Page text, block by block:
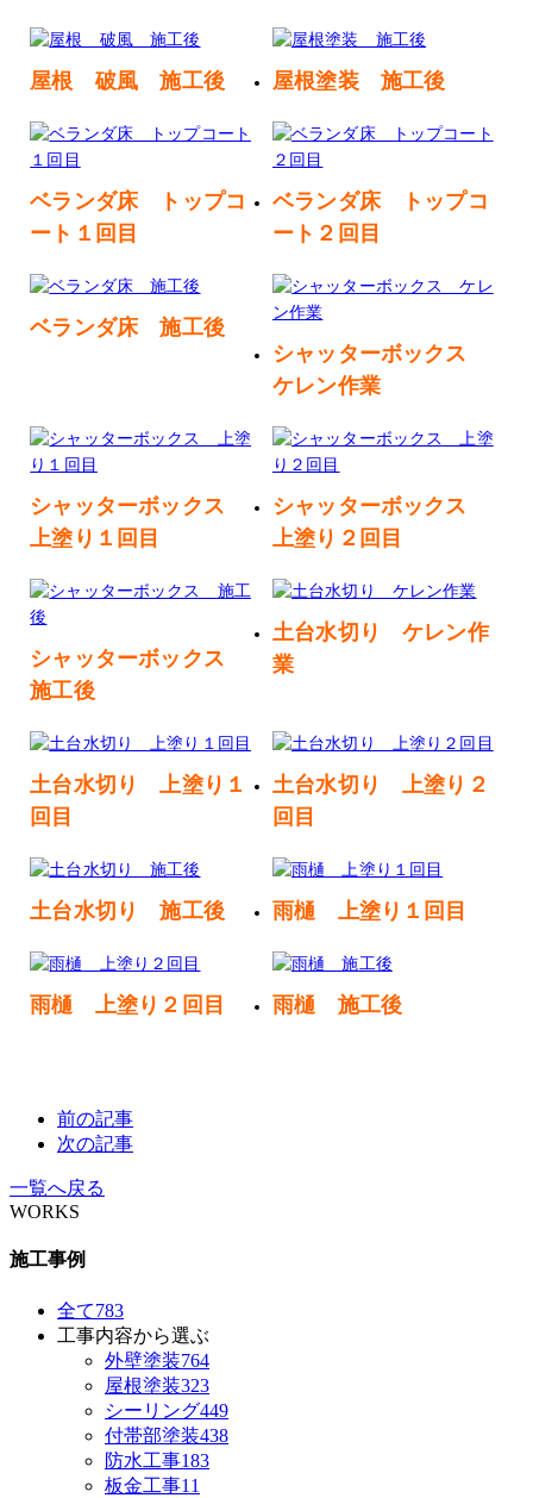
屋根 破風 施工後 屋根塗装 施工後
ベランダ床 トップコ
ート１回目
ベランダ床 トップコ
ート２回目
ベランダ床 施工後
シャッターボックス
ケレン作業
シャッターボックス
上塗り１回目
シャッターボックス
上塗り２回目
シャッターボックス
施工後
土台水切り ケレン作
業
土台水切り 上塗り１
回目
土台水切り 上塗り２
回目
土台水切り 施工後 雨樋 上塗り１回目
雨樋 上塗り２回目 雨樋 施工後
前の記事
次の記事
一覧へ戻る
WORKS
施工事例
全て783
工事内容から選ぶ
外壁塗装764
屋根塗装323
シーリング449
付帯部塗装438
防水工事183
板金工事11